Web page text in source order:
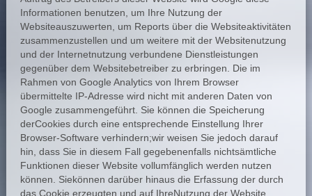
Informationen benutzen, um Ihre Nutzung der
Websiteauszuwerten, um Reports über die Websiteaktivitäten
zusammenzustellen und um weitere mit der Websitenutzung
und der Internetnutzung verbundene Dienstleistungen
gegenüber dem Websitebetreiber zu erbringen. Die im
Rahmen von Google Analytics von Ihrem Browser
übermittelte IP-Adresse wird nicht mit anderen Daten von
Google zusammengeführt. Sie können die Speicherung
derCookies durch eine entsprechende Einstellung Ihrer
Browser-Software verhindern;wir weisen Sie jedoch darauf
hin, dass Sie in diesem Fall gegebenenfalls nichtsämtliche
Funktionen dieser Website vollumfänglich werden nutzen
können. Siekönnen darüber hinaus die Erfassung der durch
das Cookie erzeugten und auf IhreNutzung der Website